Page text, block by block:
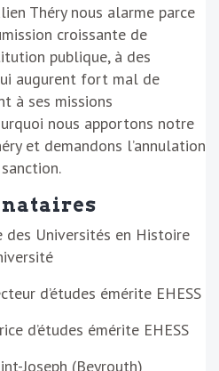
Théry nous alarme parce
croissante de
publique, à des
augurent fort mal de
à ses missions
nous apportons notre
et demandons l’annulation
des Universités en Histoire
d’études émérite EHESS
d’études émérite EHESS
Joseph (Beyrouth)